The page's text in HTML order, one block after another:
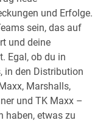
und Erfolge.
sein, das auf
und deine
Egal, ob du in
in den Distribution
Marshalls,
und TK Maxx –
haben, etwas zu